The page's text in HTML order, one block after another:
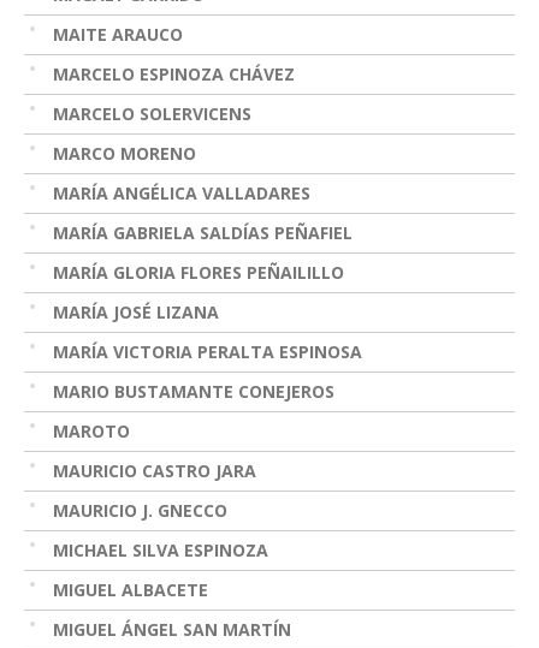
MAITE ARAUCO
MARCELO ESPINOZA CHÁVEZ
MARCELO SOLERVICENS
MARCO MORENO
MARÍA ANGÉLICA VALLADARES
MARÍA GABRIELA SALDÍAS PEÑAFIEL
MARÍA GLORIA FLORES PEÑAILILLO
MARÍA JOSÉ LIZANA
MARÍA VICTORIA PERALTA ESPINOSA
MARIO BUSTAMANTE CONEJEROS
MAROTO
MAURICIO CASTRO JARA
MAURICIO J. GNECCO
MICHAEL SILVA ESPINOZA
MIGUEL ALBACETE
MIGUEL ÁNGEL SAN MARTÍN